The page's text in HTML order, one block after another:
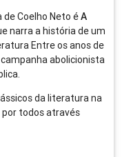
de Coelho Neto éA
narra a história de um
Entre os anos de
abolicionista
da literatura na
por todos através